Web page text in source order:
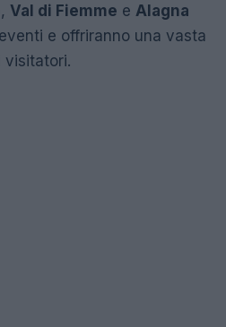
, Val di Fiemme e Alagna
e offriranno una vasta
visitatori.